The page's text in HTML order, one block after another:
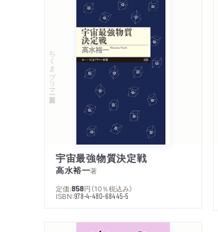
ちくまプリマー新書
宇宙最強物質決定戦
高水裕一著
定価:858円 （10％税込み）
ISBN:978-4-480-68445-5